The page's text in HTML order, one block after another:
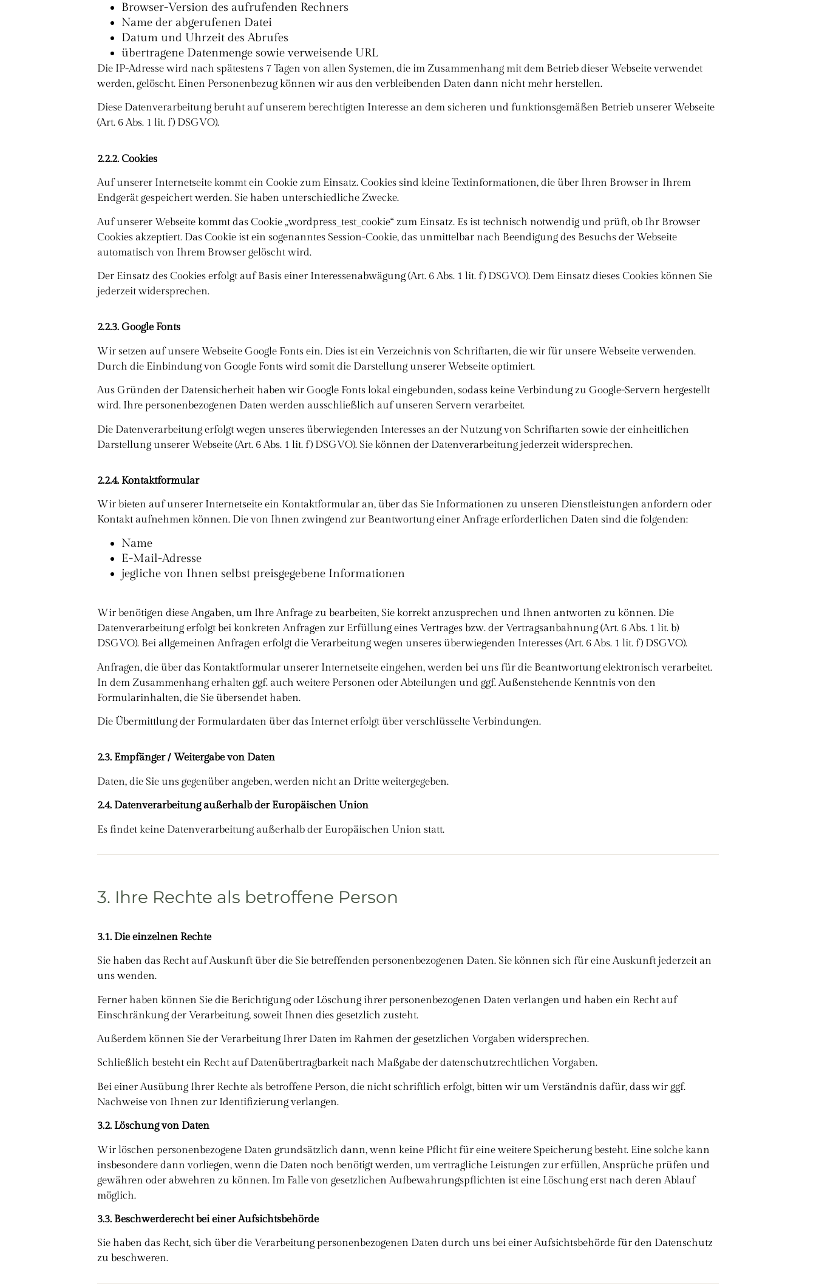
Browser-Version des aufrufenden Rechners
Name der abgerufenen Datei
Datum und Uhrzeit des Abrufes
übertragene Datenmenge sowie verweisende URL
Die IP-Adresse wird nach spätestens 7 Tagen von allen Systemen, die im Zusammenhang mit dem Betrieb dieser Webseite verwendet
werden, gelöscht. Einen Personenbezug können wir aus den verbleibenden Daten dann nicht mehr herstellen.
Diese Datenverarbeitung beruht auf unserem berechtigten Interesse an dem sicheren und funktionsgemäßen Betrieb unserer Webseite
(Art. 6 Abs. 1 lit. f) DSGVO).
2.2.2. Cookies
Auf unserer Internetseite kommt ein Cookie zum Einsatz. Cookies sind kleine Textinformationen, die über Ihren Browser in Ihrem
Endgerät gespeichert werden. Sie haben unterschiedliche Zwecke.
Auf unserer Webseite kommt das Cookie „wordpress_test_cookie“ zum Einsatz. Es ist technisch notwendig und prüft, ob Ihr Browser
Cookies akzeptiert. Das Cookie ist ein sogenanntes Session-Cookie, das unmittelbar nach Beendigung des Besuchs der Webseite
automatisch von Ihrem Browser gelöscht wird.
Der Einsatz des Cookies erfolgt auf Basis einer Interessenabwägung (Art. 6 Abs. 1 lit. f) DSGVO). Dem Einsatz dieses Cookies können Sie
jederzeit widersprechen.
2.2.3. Google Fonts
Wir setzen auf unsere Webseite Google Fonts ein. Dies ist ein Verzeichnis von Schriftarten, die wir für unsere Webseite verwenden.
Durch die Einbindung von Google Fonts wird somit die Darstellung unserer Webseite optimiert.
Aus Gründen der Datensicherheit haben wir Google Fonts lokal eingebunden, sodass keine Verbindung zu Google-Servern hergestellt
wird. Ihre personenbezogenen Daten werden ausschließlich auf unseren Servern verarbeitet.
Die Datenverarbeitung erfolgt wegen unseres überwiegenden Interesses an der Nutzung von Schriftarten sowie der einheitlichen
Darstellung unserer Webseite (Art. 6 Abs. 1 lit. f) DSGVO). Sie können der Datenverarbeitung jederzeit widersprechen.
2.2.4. Kontaktformular
Wir bieten auf unserer Internetseite ein Kontaktformular an, über das Sie Informationen zu unseren Dienstleistungen anfordern oder
Kontakt aufnehmen können. Die von Ihnen zwingend zur Beantwortung einer Anfrage erforderlichen Daten sind die folgenden:
Name
E-Mail-Adresse
jegliche von Ihnen selbst preisgegebene Informationen
Wir benötigen diese Angaben, um Ihre Anfrage zu bearbeiten, Sie korrekt anzusprechen und Ihnen antworten zu können. Die
Datenverarbeitung erfolgt bei konkreten Anfragen zur Erfüllung eines Vertrages bzw. der Vertragsanbahnung (Art. 6 Abs. 1 lit. b)
DSGVO). Bei allgemeinen Anfragen erfolgt die Verarbeitung wegen unseres überwiegenden Interesses (Art. 6 Abs. 1 lit. f) DSGVO).
Anfragen, die über das Kontaktformular unserer Internetseite eingehen, werden bei uns für die Beantwortung elektronisch verarbeitet.
In dem Zusammenhang erhalten ggf. auch weitere Personen oder Abteilungen und ggf. Außenstehende Kenntnis von den
Formularinhalten, die Sie übersendet haben.
Die Übermittlung der Formulardaten über das Internet erfolgt über verschlüsselte Verbindungen.
2.3. Empfänger / Weitergabe von Daten
Daten, die Sie uns gegenüber angeben, werden nicht an Dritte weitergegeben.
2.4. Datenverarbeitung außerhalb der Europäischen Union
Es findet keine Datenverarbeitung außerhalb der Europäischen Union statt.
3. Ihre Rechte als betroffene Person
3.1. Die einzelnen Rechte
Sie haben das Recht auf Auskunft über die Sie betreffenden personenbezogenen Daten. Sie können sich für eine Auskunft jederzeit an
uns wenden.
Ferner haben können Sie die Berichtigung oder Löschung ihrer personenbezogenen Daten verlangen und haben ein Recht auf
Einschränkung der Verarbeitung, soweit Ihnen dies gesetzlich zusteht.
Außerdem können Sie der Verarbeitung Ihrer Daten im Rahmen der gesetzlichen Vorgaben widersprechen.
Schließlich besteht ein Recht auf Datenübertragbarkeit nach Maßgabe der datenschutzrechtlichen Vorgaben.
Bei einer Ausübung Ihrer Rechte als betroffene Person, die nicht schriftlich erfolgt, bitten wir um Verständnis dafür, dass wir ggf.
Nachweise von Ihnen zur Identifizierung verlangen.
3.2. Löschung von Daten
Wir löschen personenbezogene Daten grundsätzlich dann, wenn keine Pflicht für eine weitere Speicherung besteht. Eine solche kann
insbesondere dann vorliegen, wenn die Daten noch benötigt werden, um vertragliche Leistungen zur erfüllen, Ansprüche prüfen und
gewähren oder abwehren zu können. Im Falle von gesetzlichen Aufbewahrungspflichten ist eine Löschung erst nach deren Ablauf
möglich.
3.3. Beschwerderecht bei einer Aufsichtsbehörde
Sie haben das Recht, sich über die Verarbeitung personenbezogenen Daten durch uns bei einer Aufsichtsbehörde für den Datenschutz
zu beschweren.